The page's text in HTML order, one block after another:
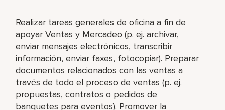
Realizar tareas generales de oficina a fin de
apoyar Ventas y Mercadeo (p. ej. archivar,
enviar mensajes electrónicos, transcribir
información, enviar faxes, fotocopiar). Preparar
documentos relacionados con las ventas a
través de todo el proceso de ventas (p. ej.
propuestas, contratos o pedidos de
banquetes para eventos). Promover la